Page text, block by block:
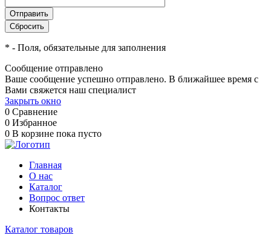
* - Поля, обязательные для заполнения
Сообщение отправлено
Ваше сообщение успешно отправлено. В ближайшее время с
Вами свяжется наш специалист
Закрыть окно
0 Сравнение
0 Избранное
0 В корзине пока пусто
Главная
О нас
Каталог
Вопрос ответ
Контакты
Каталог товаров